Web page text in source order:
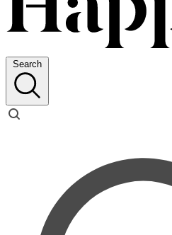
Search